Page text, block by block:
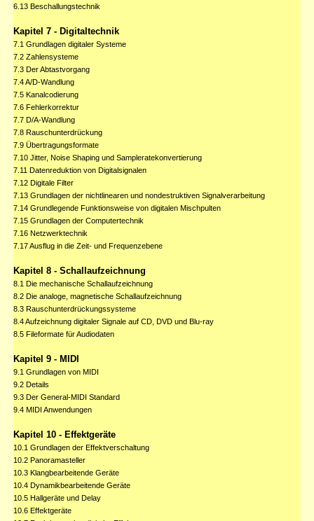
6.13 Beschallungstechnik
Kapitel 7 - Digitaltechnik
7.1 Grundlagen digitaler Systeme
7.2 Zahlensysteme
7.3 Der Abtastvorgang
7.4 A/D-Wandlung
7.5 Kanalcodierung
7.6 Fehlerkorrektur
7.7 D/A-Wandlung
7.8 Rauschunterdrückung
7.9 Übertragungsformate
7.10 Jitter, Noise Shaping und Sampleratekonvertierung
7.11 Datenreduktion von Digitalsignalen
7.12 Digitale Filter
7.13 Grundlagen der nichtlinearen und nondestruktiven Signalverarbeitung
7.14 Grundlegende Funktionsweise von digitalen Mischpulten
7.15 Grundlagen der Computertechnik
7.16 Netzwerktechnik
7.17 Ausflug in die Zeit- und Frequenzebene
Kapitel 8 - Schallaufzeichnung
8.1 Die mechanische Schallaufzeichnung
8.2 Die analoge, magnetische Schallaufzeichnung
8.3 Rauschunterdrückungssysteme
8.4 Aufzeichnung digitaler Signale auf CD, DVD und Blu-ray
8.5 Fileformate für Audiodaten
Kapitel 9 - MIDI
9.1 Grundlagen von MIDI
9.2 Details
9.3 Der General-MIDI Standard
9.4 MIDI Anwendungen
Kapitel 10 - Effektgeräte
10.1 Grundlagen der Effektverschaltung
10.2 Panoramasteller
10.3 Klangbearbeitende Geräte
10.4 Dynamikbearbeitende Geräte
10.5 Hallgeräte und Delay
10.6 Effektgeräte